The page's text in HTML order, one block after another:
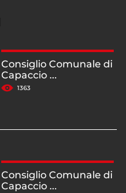
Consiglio Comunale di
Capaccio ...
1363
Consiglio Comunale di
Capaccio ...